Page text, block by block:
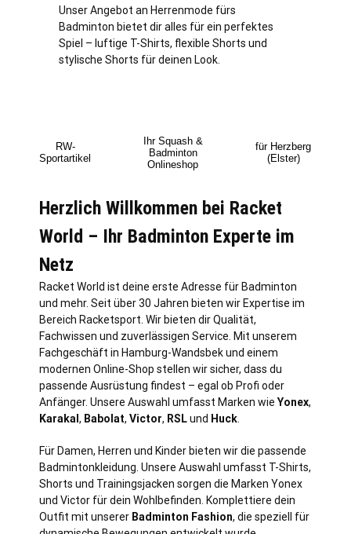
Unser Angebot an Herrenmode fürs
Badminton bietet dir alles für ein perfektes
Spiel – luftige T-Shirts, flexible Shorts und
stylische Shorts für deinen Look.
RW-
Sportartikel
Ihr Squash &
Badminton
Onlineshop
für Herzberg
(Elster)
Herzlich Willkommen bei Racket
World – Ihr Badminton Experte im
Netz
Racket World ist deine erste Adresse für Badminton
und mehr. Seit über 30 Jahren bieten wir Expertise im
Bereich Racketsport. Wir bieten dir Qualität,
Fachwissen und zuverlässigen Service. Mit unserem
Fachgeschäft in Hamburg-Wandsbek und einem
modernen Online-Shop stellen wir sicher, dass du
passende Ausrüstung findest – egal ob Profi oder
Anfänger. Unsere Auswahl umfasst Marken wie Yonex,
Karakal , Babolat, Victor, RSLund Huck
Für Damen, Herren und Kinder bieten wir die passende
Badmintonkleidung. Unsere Auswahl umfasst T-Shirts,
Shorts und Trainingsjacken sorgen die Marken Yonex
und Victor für dein Wohlbefinden. Komplettiere dein
Outfit mit unserer Badminton Fashion, die speziell für